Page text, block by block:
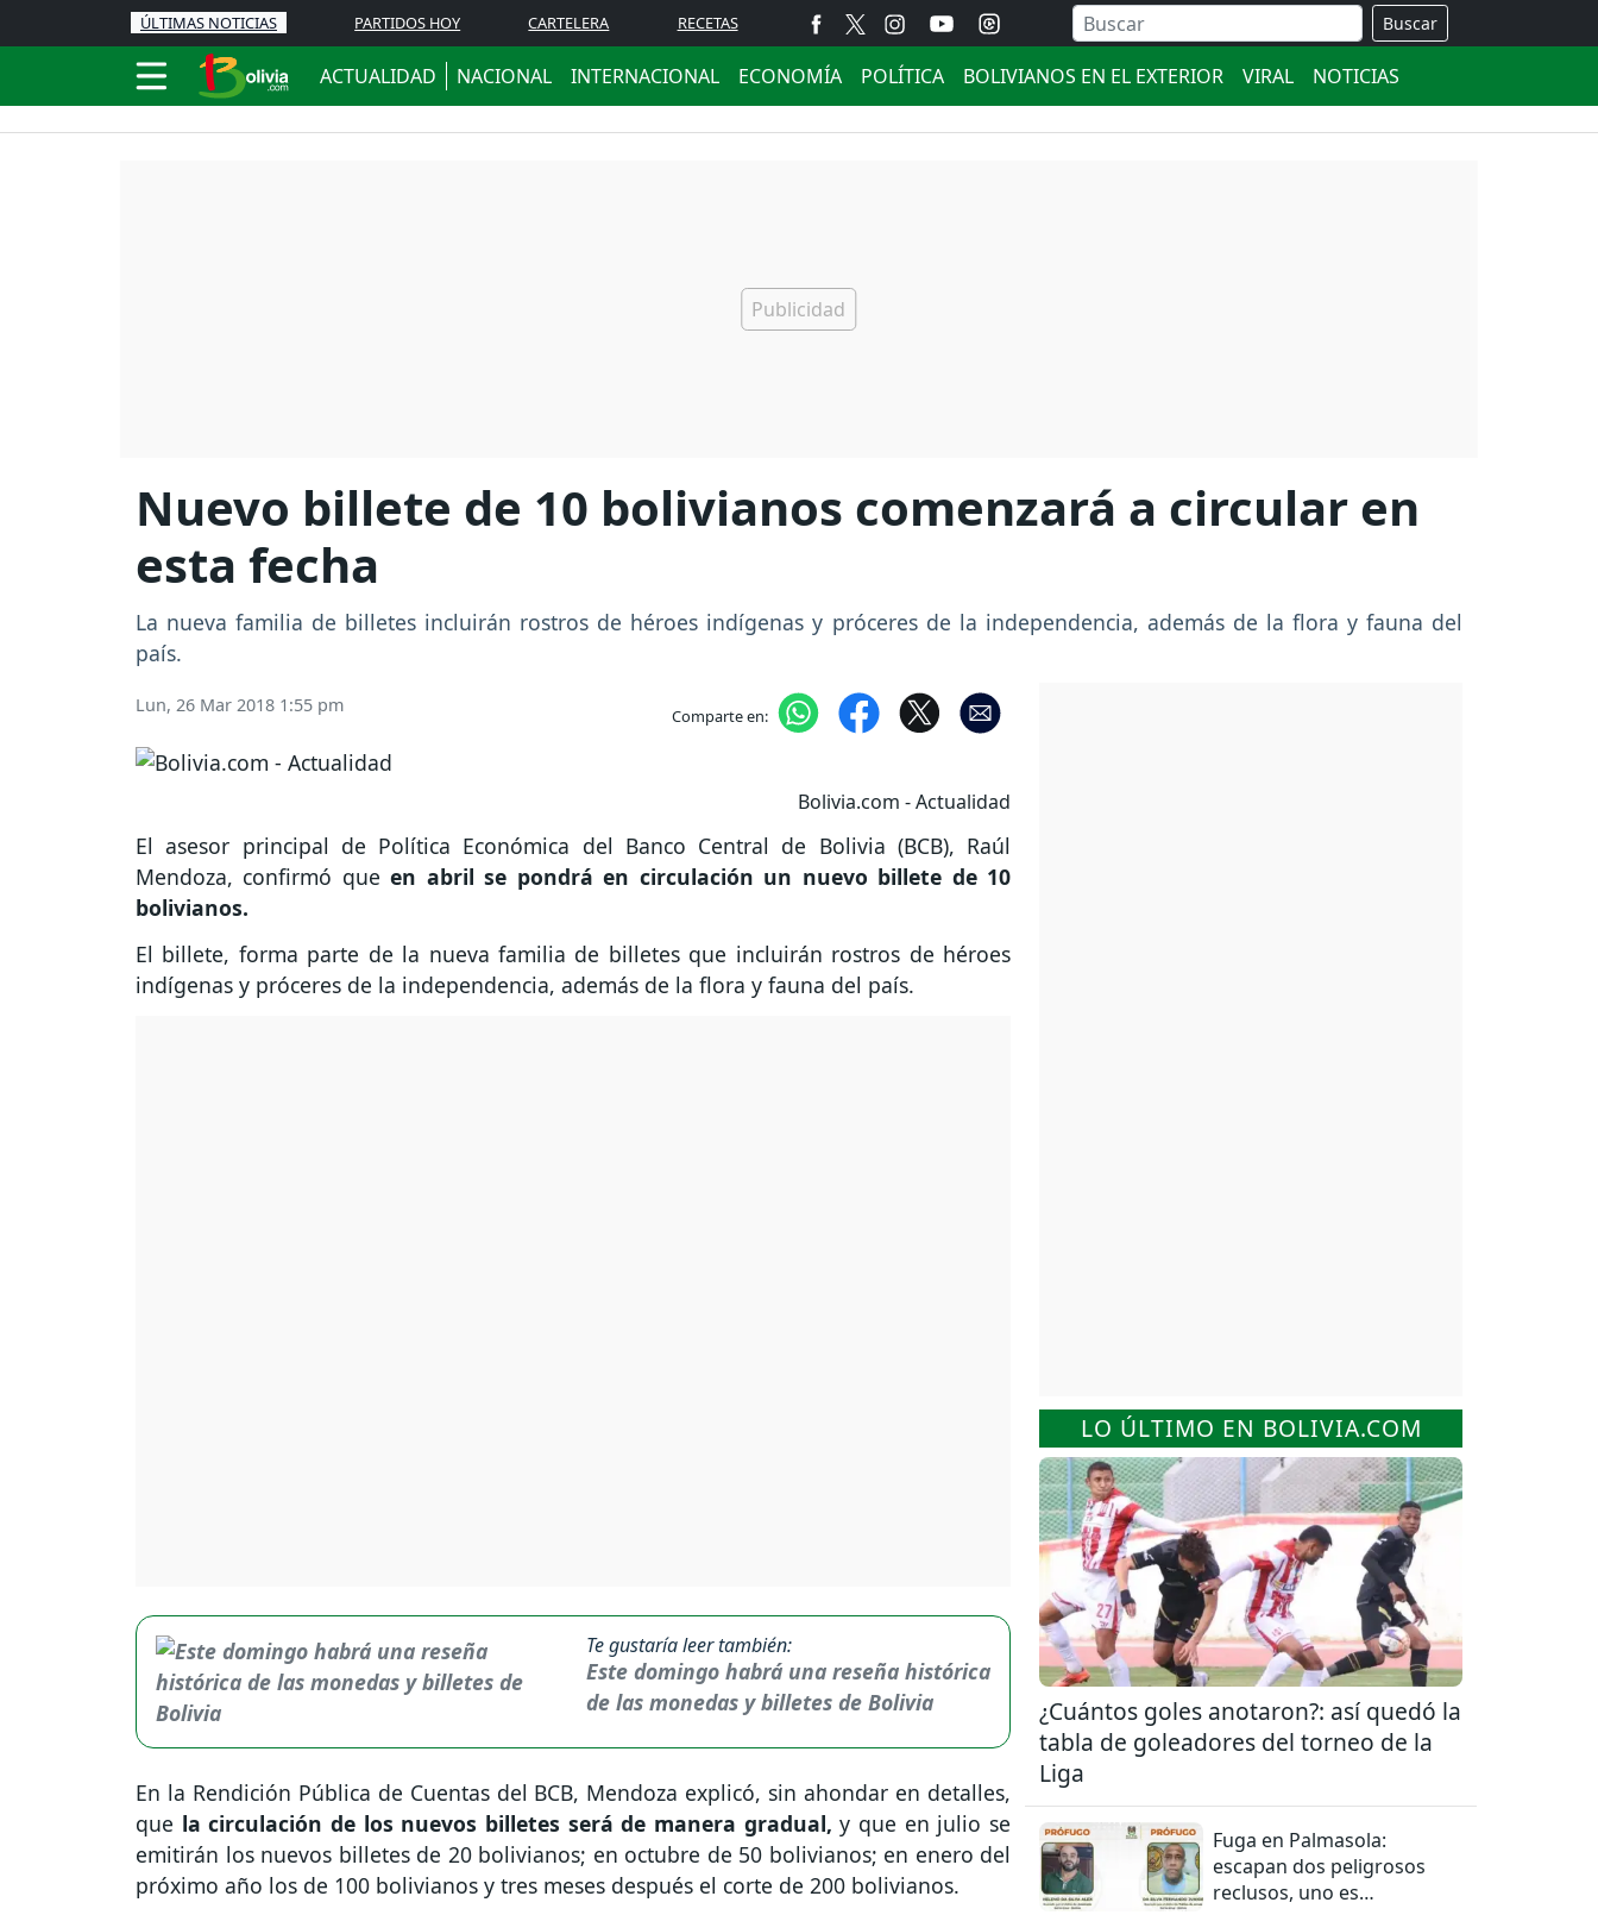
ÚLTIMAS NOTICIAS PARTIDOS HOY CARTELERA RECETAS Buscar
ACTUALIDAD NACIONAL INTERNACIONAL ECONOMÍA POLÍTICA BOLIVIANOS EN EL EXTERIOR VIRAL NOTICIAS
Nuevo billete de 10 bolivianos comenzará a circular en
esta fecha
La nueva familia de billetes incluirán rostros de héroes indígenas y próceres de la independencia, además de la flora y fauna del
país.
Lun, 26 Mar 2018 1:55 pm Comparte en:
Bolivia.com - Actualidad
El asesor principal de Política Económica del Banco Central de Bolivia (BCB), Raúl
Mendoza, confirmó queen abril se pondrá en circulación un nuevo billete de 10
bolivianos.
El billete, forma parte de la nueva familia de billetes que incluirán rostros de héroes
indígenas y próceres de la independencia, además de la flora y fauna del país.
Te gustaría leer también:
Este domingo habrá una reseña histórica
de las monedas y billetes de Bolivia
En la Rendición Pública de Cuentas del BCB, Mendoza explicó, sin ahondar en detalles,
que la circulación de los nuevos billetes será de manera gradual, y que en julio se
emitirán los nuevos billetes de 20 bolivianos; en octubre de 50 bolivianos; en enero del
próximo año los de 100 bolivianos y tres meses después el corte de 200 bolivianos.
LO ÚLTIMO EN BOLIVIA.COM
¿Cuántos goles anotaron?: así quedó la
tabla de goleadores del torneo de la
Liga
Fuga en Palmasola:
escapan dos peligrosos
reclusos, uno es